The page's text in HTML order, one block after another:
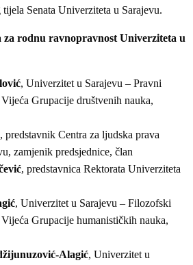
Senata Univerziteta u Sarajevu.
za rodnu ravnopravnost Univerziteta u
, Univerzitet u Sarajevu – Pravni
Grupacije društvenih nauka,
, predstavnik Centra za ljudska prava
zamjenik predsjednice, član
, predstavnica Rektorata Univerziteta
, Univerzitet u Sarajevu – Filozofski
Grupacije humanističkih nauka,
Alagić, Univerzitet u